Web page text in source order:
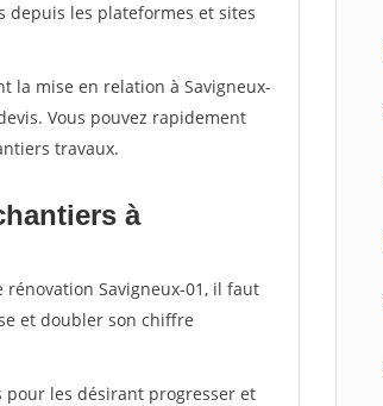
depuis les plateformes et sites
la mise en relation à Savigneux-
Vous pouvez rapidement
travaux.
à
Savigneux-01, il faut
et doubler son chiffre
les désirant progresser et